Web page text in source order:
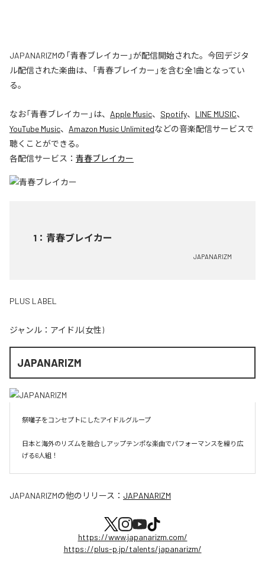
JAPANARIZMの「青春ブレイカー」が配信開始された。今回デジタ
ル配信された楽曲は、「青春ブレイカー」を含む全1曲となってい
る。
なお「青春ブレイカー 」は、 Apple Music、 Spotify、 LINE MUSIC、
YouTube Music、 Amazon Music Unlimitedなどの音楽配信サービスで
聴くことができる。
各配信サービス： 青春ブレイカー
1 ： 青春ブレイカー
JAPANARIZM
PLUS LABEL
ジャンル： アイドル(女性)
JAPANARIZM
祭囃子をコンセプトにしたアイドルグループ
日本と海外のリズムを融合しアップテンポな楽曲でパフォーマンスを繰り広
げる6人組！
JAPANARIZMの他のリリース： JAPANARIZM
https://www.japanarizm.com/
https://plus-p.jp/talents/japanarizm/